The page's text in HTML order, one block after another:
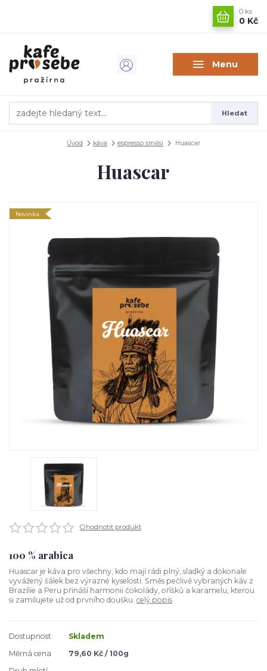
Menu
Hledat
0 ks
0 Kč
Úvod káva espresso směsi Huascar
Huascar
Novinka
Ohodnotit produkt
100 % arabica
Huascar je káva pro všechny, kdo mají rádi plný, sladký a dokonale
vyvážený šálek bez výrazné kyselosti. Směs pečlivě vybraných káv z
Brazílie a Peru přináší harmonii čokolády, oříšků a karamelu, kterou
si zamilujete už od prvního doušku. celý popis
Dostupnost
Skladem
Měrná cena
79,60 Kč / 100g